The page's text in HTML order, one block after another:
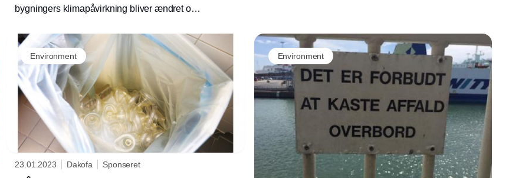
bygningers klimapåvirkning bliver ændret og
boligtyper er offentliggjort
Environment
23.01.2023 Dakofa Sponseret
Environment